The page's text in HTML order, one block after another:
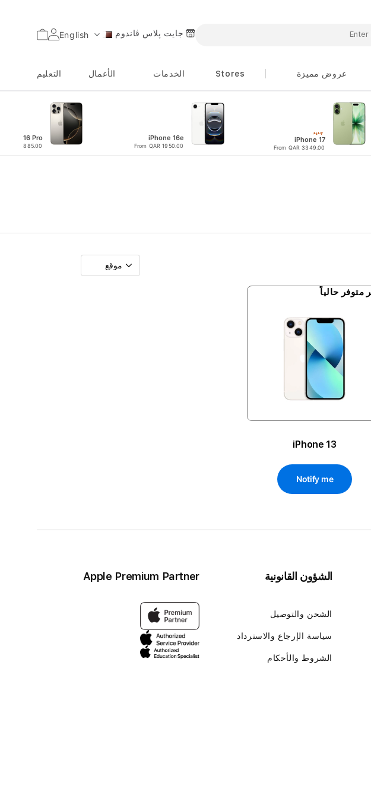
اللغة English جايت پلاس ڤاندوم السلة
عروض مميزة Stores الخدمات الأعمال التعليم
جديد
iPhone 17
From QAR 3349.00
iPhone 16e
From QAR 1950.00
16 Pro
QAR 3885.00
متوفر حالياً
iPhone 13
Notify me
الشؤون القانونية
الشحن والتوصيل
سياسة الإرجاع والاسترداد
الشروط والأحكام
Apple Premium Partner